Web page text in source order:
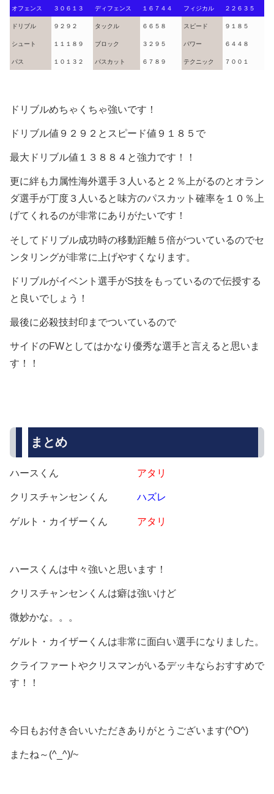
オフェンス ３０６１３ ディフェンス １６７４４ フィジカル ２２６３５
ドリブル ９２９２ タックル ６６５８ スピード ９１８５
シュート １１１８９ ブロック ３２９５ パワー ６４４８
パス １０１３２ パスカット ６７８９ テクニック ７００１
ドリブルめちゃくちゃ強いです！
ドリブル値９２９２とスピード値９１８５で
最大ドリブル値１３８８４と強力です！！
更に絆も力属性海外選手３人いると２％上がるのとオラン
ダ選手が丁度３人いると味方のパスカット確率を１０％上
げてくれるのが非常にありがたいです！
そしてドリブル成功時の移動距離５倍がついているのでセ
ンタリングが非常に上げやすくなります。
ドリブルがイベント選手がS技をもっているので伝授する
と良いでしょう！
最後に必殺技封印までついているので
サイドのFWとしてはかなり優秀な選手と言えると思いま
す！！
まとめ
ハースくん アタリ
クリスチャンセンくん ハズレ
ゲルト・カイザーくん アタリ
ハースくんは中々強いと思います！
クリスチャンセンくんは癖は強いけど
微妙かな。。。
ゲルト・カイザーくんは非常に面白い選手になりました。
クライファートやクリスマンがいるデッキならおすすめで
す！！
今日もお付き合いいただきありがとうございます(^O^)
またね～(^_^)/~